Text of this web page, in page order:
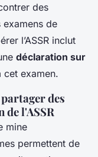
des
de
l’ASSR inclut
déclaration sur
cet examen.
des
l'ASSR
mine
permettent de